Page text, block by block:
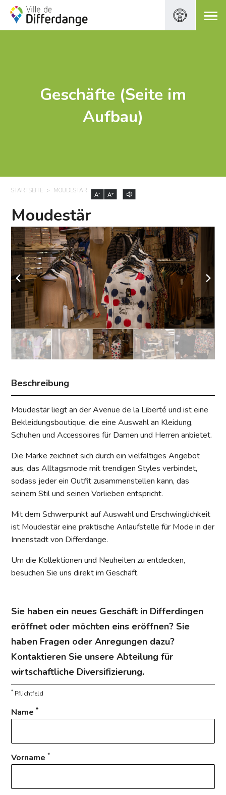
Geschäfte (Seite im
Aufbau)
STARTSEITE MOUDESTÄR
A- A+
Moudestär
Beschreibung
Moudestär liegt an der Avenue de la Liberté und ist eine
Bekleidungsboutique, die eine Auswahl an Kleidung,
Schuhen und Accessoires für Damen und Herren anbietet.
Die Marke zeichnet sich durch ein vielfältiges Angebot
aus, das Alltagsmode mit trendigen Styles verbindet,
sodass jeder ein Outfit zusammenstellen kann, das
seinem Stil und seinen Vorlieben entspricht.
Mit dem Schwerpunkt auf Auswahl und Erschwinglichkeit
ist Moudestär eine praktische Anlaufstelle für Mode in der
Innenstadt von Differdange.
Um die Kollektionen und Neuheiten zu entdecken,
besuchen Sie uns direkt im Geschäft.
Sie haben ein neues Geschäft in Differdingen
eröffnet oder möchten eins eröffnen? Sie
haben Fragen oder Anregungen dazu?
Kontaktieren Sie unsere Abteilung für
wirtschaftliche Diversifizierung.
* Pflichtfeld
Name*
Vorname*